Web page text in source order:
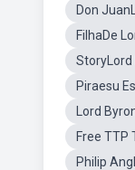
Don
FilhaDe
StoryLord
Piraesu
Lord
Free TTP
Philip